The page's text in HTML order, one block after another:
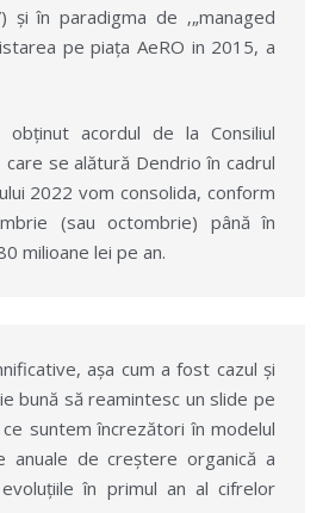
în paradigma de ‚„managed
pe piața AeRO in 2015, a
acordul de la Consiliul
se alătură Dendrio în cadrul
2022 vom consolida, conform
(sau octombrie) până în
milioane lei pe an.
așa cum a fost cazul și
bună să reamintesc un slide pe
suntem încrezători în modelul
de creștere organică a
în primul an al cifrelor